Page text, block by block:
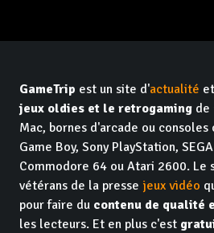
GameTrip est un site d'actualité
jeux oldies et le retrogaming de
Mac, bornes d'arcade ou consoles
Game Boy, Sony PlayStation,
Commodore 64 ou Atari 2600. Le
vétérans de la presse jeux vidéo
pour faire du contenu de qualité
les lecteurs. Et en plus c'est